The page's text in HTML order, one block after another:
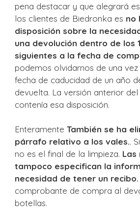
pena destacar y que alegrará
los clientes de Biedronka es no
disposición sobre la
una devolución dentro de los
siguientes a la fecha de
podemos olvidarnos de una
fecha de caducidad de un año
devuelta. La versión anterior
contenía esa disposición.
Enteramente También se ha
párrafo relativo a los vales..
no es el final de la limpieza. Las
tampoco especifican la
necesidad de tener un recibo.
comprobante de compra al
botellas.